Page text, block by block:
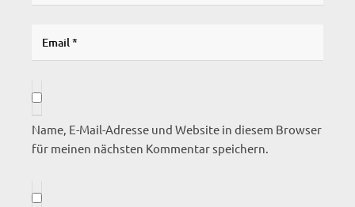
Name, E-Mail-Adresse und Website in diesem Browser
für meinen nächsten Kommentar speichern.